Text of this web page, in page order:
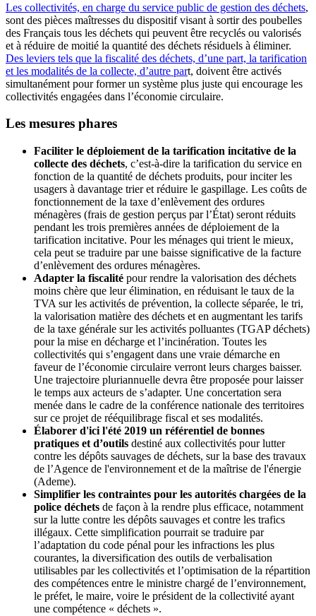
Les collectivités, en charge du service public de gestion des déchets,
sont des pièces maîtresses du dispositif visant à sortir des poubelles
des Français tous les déchets qui peuvent être recyclés ou valorisés
et à réduire de moitié la quantité des déchets résiduels à éliminer.
Des leviers tels que la fiscalité des déchets, d’une part, la tarification
et les modalités de la collecte, d’autre part, doivent être activés
simultanément pour former un système plus juste qui encourage les
collectivités engagées dans l’économie circulaire.
Les mesures phares
Faciliter le déploiement de la tarification incitative de la
collecte des déchets, c’est-à-dire la tarification du service en
fonction de la quantité de déchets produits, pour inciter les
usagers à davantage trier et réduire le gaspillage. Les coûts de
fonctionnement de la taxe d’enlèvement des ordures
ménagères (frais de gestion perçus par l’État) seront réduits
pendant les trois premières années de déploiement de la
tarification incitative. Pour les ménages qui trient le mieux,
cela peut se traduire par une baisse significative de la facture
d’enlèvement des ordures ménagères.
Adapter la fiscalité pour rendre la valorisation des déchets
moins chère que leur élimination, en réduisant le taux de la
TVA sur les activités de prévention, la collecte séparée, le tri,
la valorisation matière des déchets et en augmentant les tarifs
de la taxe générale sur les activités polluantes (TGAP déchets)
pour la mise en décharge et l’incinération. Toutes les
collectivités qui s’engagent dans une vraie démarche en
faveur de l’économie circulaire verront leurs charges baisser.
Une trajectoire pluriannuelle devra être proposée pour laisser
le temps aux acteurs de s’adapter. Une concertation sera
menée dans le cadre de la conférence nationale des territoires
sur ce projet de rééquilibrage fiscal et ses modalités.
Élaborer d'ici l'été 2019 un référentiel de bonnes
pratiques et d’outils destiné aux collectivités pour lutter
contre les dépôts sauvages de déchets, sur la base des travaux
de l’Agence de l'environnement et de la maîtrise de l'énergie
(Ademe).
Simplifier les contraintes pour les autorités chargées de la
police déchets de façon à la rendre plus efficace, notamment
sur la lutte contre les dépôts sauvages et contre les trafics
illégaux. Cette simplification pourrait se traduire par
l’adaptation du code pénal pour les infractions les plus
courantes, la diversification des outils de verbalisation
utilisables par les collectivités et l’optimisation de la répartition
des compétences entre le ministre chargé de l’environnement,
le préfet, le maire, voire le président de la collectivité ayant
une compétence « déchets ».